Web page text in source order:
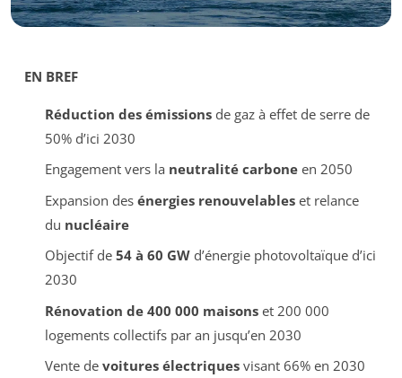
EN BREF
Réduction des émissionsde gaz à effet de serre de
50% d’ici 2030
Engagement vers la neutralité carboneen 2050
Expansion des énergies renouvelableset relance
du nucléaire
Objectif de 54 à 60 GWd’énergie photovoltaïque d’ici
2030
Rénovation de 400 000 maisonset 200 000
logements collectifs par an jusqu’en 2030
Vente de voitures électriquesvisant 66% en 2030